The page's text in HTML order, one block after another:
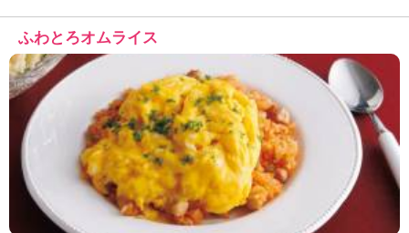
ふわとろオムライス